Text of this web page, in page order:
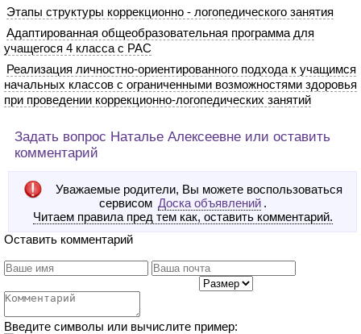
Этапы структуры коррекционно - логопедического занятия
Адаптированная общеобразовательная программа для
учащегося 4 класса с РАС
Реализация личностно-ориентированного подхода к учащимся
начальных классов с ограниченными возможностями здоровья
при проведении коррекционно-логопедических занятий
Задать вопрос Наталье Алексеевне или оставить
комментарий
Уважаемые родители, Вы можете воспользоваться
сервисом Доска объявлений .
Читаем правила пред тем как, оставить комментарий.
Оставить комментарий
Введите символы или вычислите пример: